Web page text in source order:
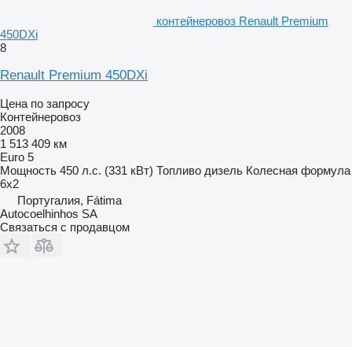
контейнеровоз Renault Premium
450DXi
8
Renault Premium 450DXi
Цена по запросу
Контейнеровоз
2008
1 513 409 км
Euro 5
Мощность 450 л.с. (331 кВт) Топливо дизель Колесная формула
6x2
Португалия, Fátima
Autocoelhinhos SA
Связаться с продавцом